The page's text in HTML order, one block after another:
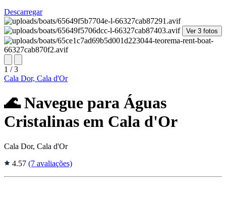
Descarregar
Ver 3 fotos
1 / 3
Cala Dor, Cala d'Or
🌊 Navegue para Águas
Cristalinas em Cala d'Or
Cala Dor, Cala d'Or
4.57 (7 avaliações)